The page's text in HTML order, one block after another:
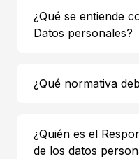
¿Qué se entiende
Datos personales?
¿Qué normativa
¿Quién es el
de los datos